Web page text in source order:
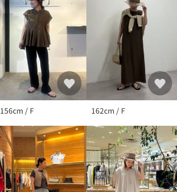
156cm / F 162cm / F